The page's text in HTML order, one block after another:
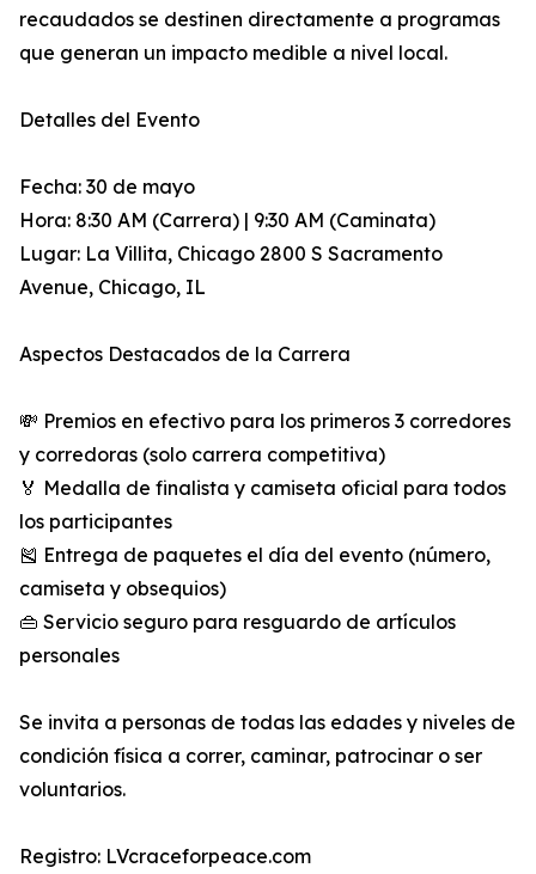
recaudados se destinen directamente a programas
que generan un impacto medible a nivel local.
Detalles del Evento
Fecha: 30 de mayo
Hora: 8:30 AM (Carrera) | 9:30 AM (Caminata)
Lugar: La Villita, Chicago 2800 S Sacramento
Avenue, Chicago, IL
Aspectos Destacados de la Carrera
💸 Premios en efectivo para los primeros 3 corredores
y corredoras (solo carrera competitiva)
🏅 Medalla de finalista y camiseta oficial para todos
los participantes
🎽 Entrega de paquetes el día del evento (número,
camiseta y obsequios)
👜 Servicio seguro para resguardo de artículos
personales
Se invita a personas de todas las edades y niveles de
condición física a correr, caminar, patrocinar o ser
voluntarios.
Registro: LVcraceforpeace.com